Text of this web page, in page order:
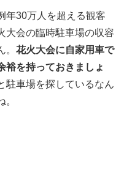
年30万人を超える観客
大会の臨時駐車場の収容
花火大会に自家用車で
裕を持っておきましょ
駐車場を探しているなん